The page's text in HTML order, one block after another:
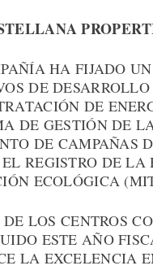
HA FIJADO
DE
DE
DE GESTIÓN DE
DE CAMPAÑAS
REGISTRO DE
ECOLÓGICA
LOS CENTROS
ESTE AÑO
LA EXCELENCIA